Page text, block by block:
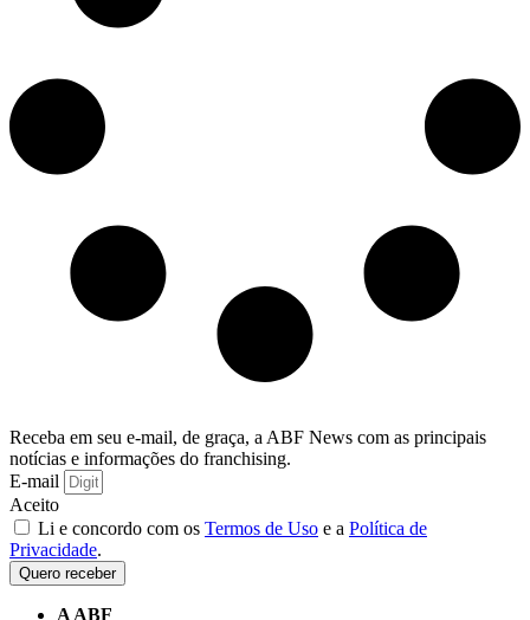
Receba em seu e-mail, de graça, a ABF News com as principais
notícias e informações do franchising.
E-mail
Aceito
Li e concordo com os Termos de Uso e a Política de
Privacidade.
Quero receber
A ABF